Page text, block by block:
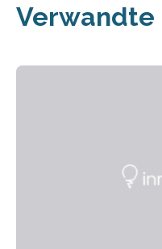
Verwandte